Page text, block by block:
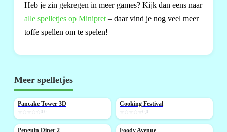
Heb je zin gekregen in meer games? Kijk dan eens naar
alle spelletjes op Minipret – daar vind je nog veel meer
toffe spellen om te spelen!
Meer spelletjes
NIEUW
Pancake Tower 3D
0,0
NIEUW
Cooking Festival
0,0
Penguin Diner 2 Foody Avenue